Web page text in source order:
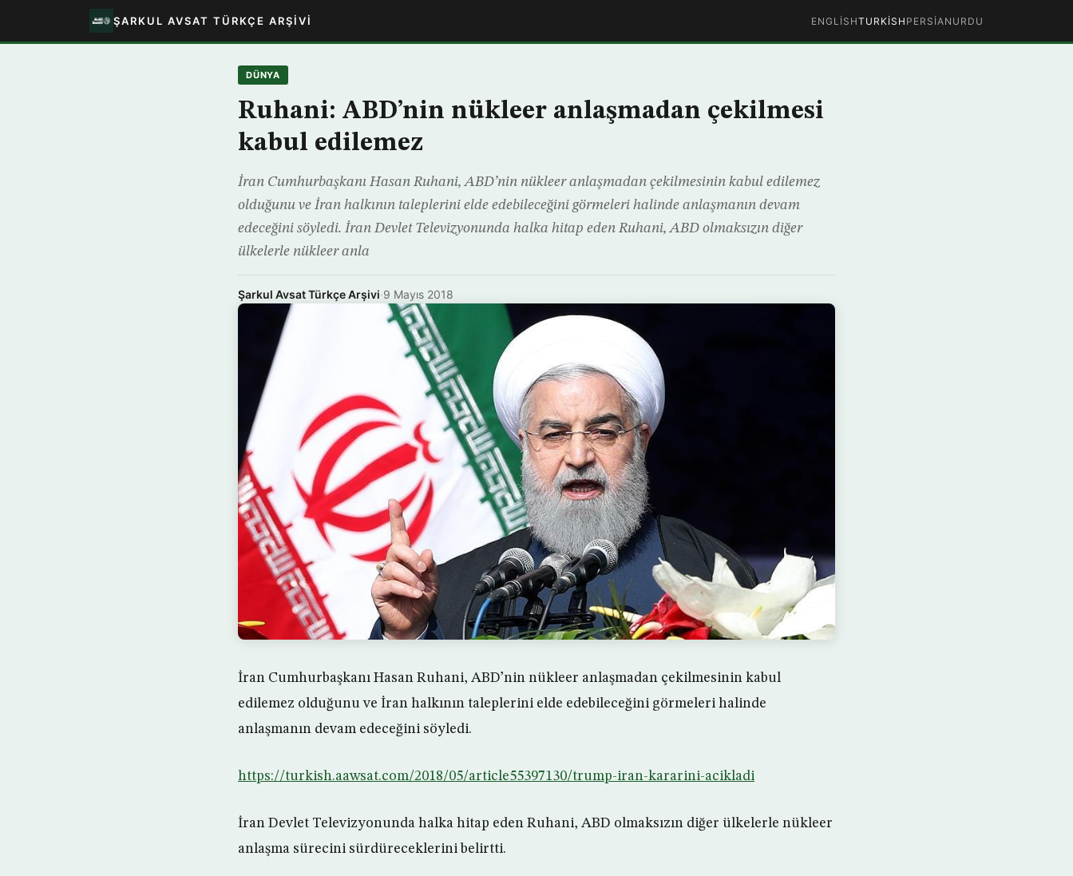
ŞARKUL AVSAT TÜRKÇE ARŞIVI ENGLISHTURKISH PERSIAN URDU
DÜNYA
Ruhani: ABD’nin nükleer anlaşmadan çekilmesi
kabul edilemez
İran Cumhurbaşkanı Hasan Ruhani, ABD’nin nükleer anlaşmadan çekilmesinin kabul edilemez
olduğunu ve İran halkının taleplerini elde edebileceğini görmeleri halinde anlaşmanın devam
edeceğini söyledi. İran Devlet Televizyonunda halka hitap eden Ruhani, ABD olmaksızın diğer
ülkelerle nükleer anla
Şarkul Avsat Türkçe Arşivi·9 Mayıs 2018
İran Cumhurbaşkanı Hasan Ruhani, ABD’nin nükleer anlaşmadan çekilmesinin kabul
edilemez olduğunu ve İran halkının taleplerini elde edebileceğini görmeleri halinde
anlaşmanın devam edeceğini söyledi.
https://turkish.aawsat.com/2018/05/article55397130/trump-iran-kararini-acikladi
İran Devlet Televizyonunda halka hitap eden Ruhani, ABD olmaksızın diğer ülkelerle nükleer
anlaşma sürecini sürdüreceklerini belirtti.